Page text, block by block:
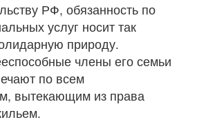
РФ, обязанность по
услуг носит так
природу.
члены его семьи
по всем
вытекающим из права